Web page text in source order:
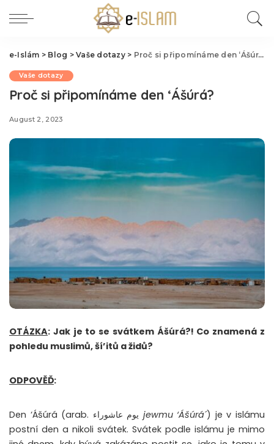
e-Islám > Blog >Vaše dotazy> Proč si připomínáme den ‘Ášúrá?
Vaše dotazy
Proč si připomínáme den ‘Ášúrá?
August 2, 2023
OTÁZKA: Jak je to se svátkem Ášúrá?! Co znamená z
pohledu muslimů, ší’itů a židů?
ODPOVĚĎ:
jewmu ‘Ášúrá´) je v islámu
postní den a nikoli svátek. Svátek podle islámu je mimo